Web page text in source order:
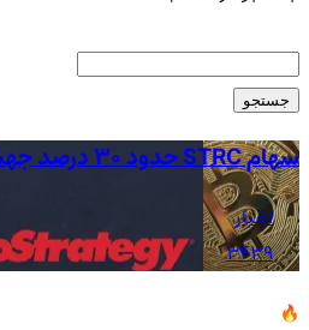
جستجو
سهام STRC حدود 30 درصد جهش کرد؛ تغییر بزرگ در راهبرد Strategy
اخبار
3439